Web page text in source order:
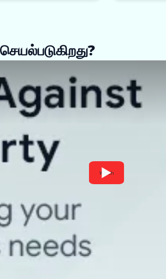
Watch